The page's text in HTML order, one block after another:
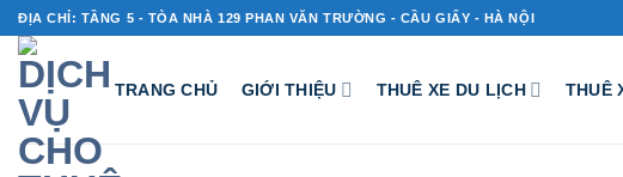
Bỏ
qua
dung
ĐỊA CHỈ: TẦNG 5 - TÒA NHÀ 129 PHAN VĂN TRƯỜNG - CẦU GIẤY - HÀ NỘI
TRANG CHỦ GIỚI THIỆU THUÊ XE DU LỊCH THUÊ